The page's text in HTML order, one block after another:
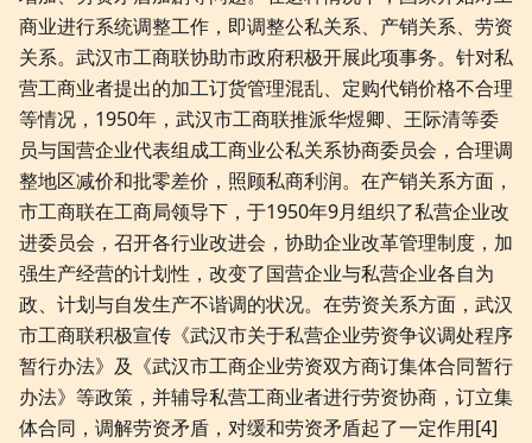
商业进行系统调整工作，即调整公私关系、产销关系、劳资
关系。武汉市工商联协助市政府积极开展此项事务。针对私
营工商业者提出的加工订货管理混乱、定购代销价格不合理
等情况，1950年，武汉市工商联推派华煜卿、王际清等委
员与国营企业代表组成工商业公私关系协商委员会，合理调
整地区减价和批零差价，照顾私商利润。在产销关系方面，
市工商联在工商局领导下，于1950年9月组织了私营企业改
进委员会，召开各行业改进会，协助企业改革管理制度，加
强生产经营的计划性，改变了国营企业与私营企业各自为
政、计划与自发生产不谐调的状况。在劳资关系方面，武汉
市工商联积极宣传《武汉市关于私营企业劳资争议调处程序
暂行办法》及《武汉市工商企业劳资双方商订集体合同暂行
办法》等政策，并辅导私营工商业者进行劳资协商，订立集
体合同，调解劳资矛盾，对缓和劳资矛盾起了一定作用[4]